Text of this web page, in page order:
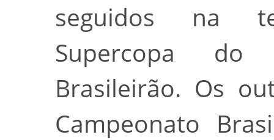
seguidos na
Supercopa
Brasileirão. Os
Campeonato